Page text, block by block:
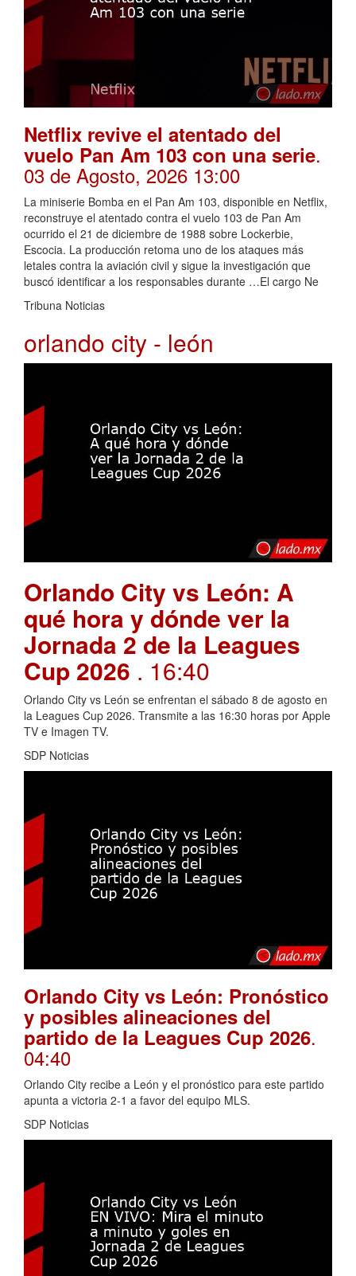
Netflix revive el atentado del
vuelo Pan Am 103 con una serie.
03 de Agosto, 2026 13:00
La miniserie Bomba en el Pan Am 103, disponible en Netflix,
reconstruye el atentado contra el vuelo 103 de Pan Am
ocurrido el 21 de diciembre de 1988 sobre Lockerbie,
Escocia. La producción retoma uno de los ataques más
letales contra la aviación civil y sigue la investigación que
buscó identificar a los responsables durante …El cargo Ne
Tribuna Noticias
orlando city - león
Orlando City vs León: A
qué hora y dónde ver la
Jornada 2 de la Leagues
Cup 2026 . 16:40
Orlando City vs León se enfrentan el sábado 8 de agosto en
la Leagues Cup 2026. Transmite a las 16:30 horas por Apple
TV e Imagen TV.
SDP Noticias
Orlando City vs León: Pronóstico
y posibles alineaciones del
partido de la Leagues Cup 2026.
04:40
Orlando City recibe a León y el pronóstico para este partido
apunta a victoria 2-1 a favor del equipo MLS.
SDP Noticias